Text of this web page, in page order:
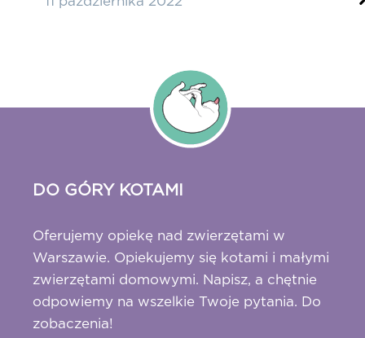
DO GÓRY KOTAMI
Oferujemy opiekę nad zwierzętami w
Warszawie. Opiekujemy się kotami i małymi
zwierzętami domowymi. Napisz, a chętnie
odpowiemy na wszelkie Twoje pytania. Do
zobaczenia!